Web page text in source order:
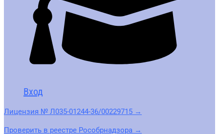
Вход
Лицензия № Л035-01244-36/00229715 →
Проверить в реестре Рособрнадзора →